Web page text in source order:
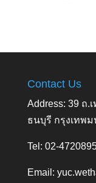
Contact Us
Address: 39 ถ.
ธนบุรี กรุงเทพ
Tel: 02-
Email: